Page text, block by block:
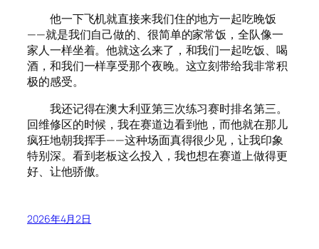
他一下飞机就直接来我们住的地方一起吃晚饭
——就是我们自己做的、很简单的家常饭，全队像一
家人一样坐着。他就这么来了，和我们一起吃饭、喝
酒，和我们一样享受那个夜晚。这立刻带给我非常积
极的感受。
我还记得在澳大利亚第三次练习赛时排名第三。
回维修区的时候，我在赛道边看到他，而他就在那儿
疯狂地朝我挥手——这种场面真得很少见，让我印象
特别深。看到老板这么投入，我也想在赛道上做得更
好、让他骄傲。
2026年4月2日